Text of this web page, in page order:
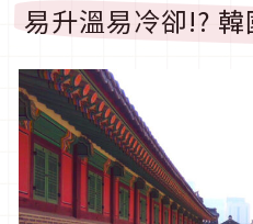
易升溫易冷卻!?